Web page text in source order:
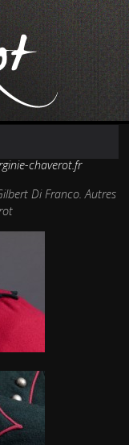
chaverot.fr
Di Franco. Autres